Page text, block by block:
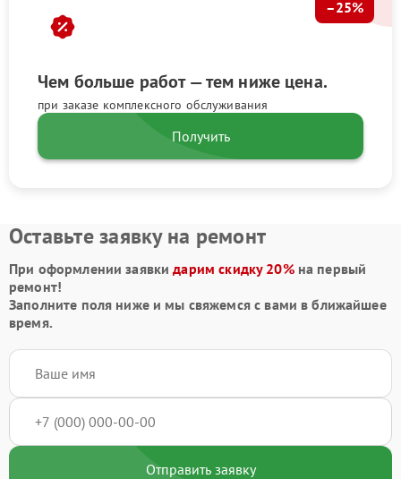
Чем больше работ — тем ниже цена.
при заказе комплексного обслуживания
–25%
Получить
Оставьте заявку на ремонт
При оформлении заявкидарим скидку 20%на первый
ремонт!
Заполните поля ниже и мы свяжемся с вами в ближайшее
время.
Отправить заявку